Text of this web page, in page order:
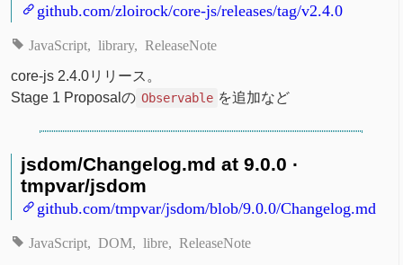
github.com/zloirock/core-js/releases/tag/v2.4.0
JavaScript library ReleaseNote
core-js 2.4.0リリース。
Stage 1 Proposalの Observable を追加など
jsdom/Changelog.md at 9.0.0 ·
tmpvar/jsdom
github.com/tmpvar/jsdom/blob/9.0.0/Changelog.md
JavaScript DOM libre ReleaseNote